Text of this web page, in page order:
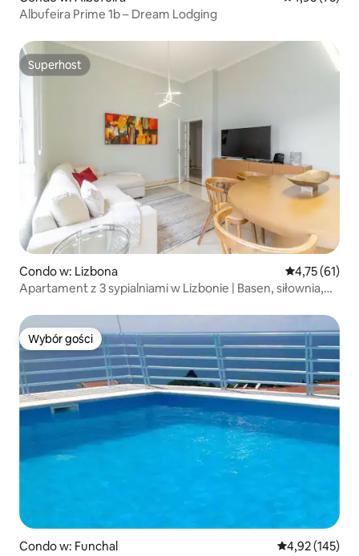
Albufeira Prime 1b – Dream Lodging
Superhost
Superhost
Condo w: Lizbona Średnia
4,75 (61)
Apartament z 3 sypialniami w Lizbonie | Basen, siłownia,
Wybór gości
Wybór gości
Condo w: Funchal Średnia
4,92 (145)